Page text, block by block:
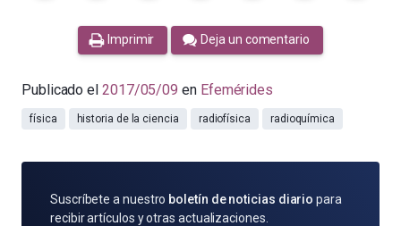
Imprimir Deja un comentario
Publicado el 2017/05/09 en Efemérides
física historia de la ciencia radiofísica radioquímica
SUSCRÍBETE
POR
Suscríbete a nuestro boletín de noticias diario para
recibir artículos y otras actualizaciones.